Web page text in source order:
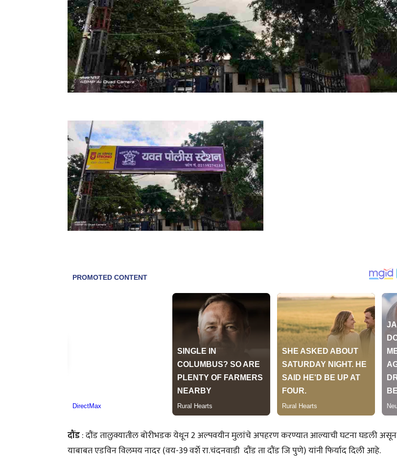
दौंड: दौंड तालुक्यातील बोरीभडक येथून 2 अल्पवयीन मुलांचे अपहरण करण्यात आल्याची घटना घडली असून
याबाबत एडविन विलमय नादर (वय-39 वर्शे रा.चंदनवाडी दौंड ता दौंड जि पुणे) यांनी फिर्याद दिली आहे.